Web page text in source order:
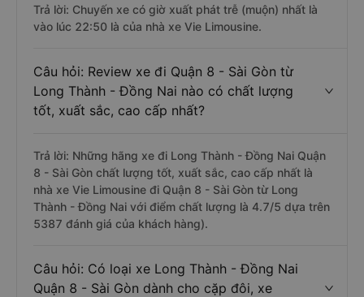
Trả lời: Chuyến xe có giờ xuất phát trễ (muộn) nhất là
vào lúc 22:50 là của nhà xe Vie Limousine.
Câu hỏi: Review xe đi Quận 8 - Sài Gòn từ
Long Thành - Đồng Nai nào có chất lượng
tốt, xuất sắc, cao cấp nhất?
Trả lời: Những hãng xe đi Long Thành - Đồng Nai Quận
8 - Sài Gòn chất lượng tốt, xuất sắc, cao cấp nhất là
nhà xe Vie Limousine đi Quận 8 - Sài Gòn từ Long
Thành - Đồng Nai với điểm chất lượng là 4.7/5 dựa trên
5387 đánh giá của khách hàng).
Câu hỏi: Có loại xe Long Thành - Đồng Nai
Quận 8 - Sài Gòn dành cho cặp đôi, xe